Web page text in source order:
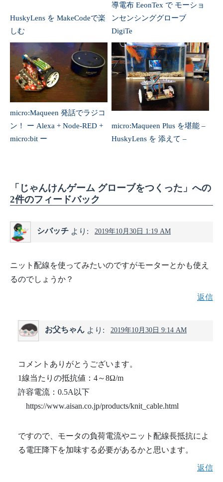
HuskyLens を MakeCodeで楽
しむ
導電布 EeonTex で モーショ
ンセンシンググローブ
DigiTe
micro:Maqueen 発話でラジコ
ン！ ー Alexa + Node-RED +
micro:bit ー
micro:Maqueen Plus を堪能 –
HuskyLens を 添えて –
「じゃんけんゲーム グローブをつくった」への
2件のフィードバック
シバッチ より: 2019年10月30日 1:19 AM
ニット配線を使ってみたいのですがモーターとかも使え
るのでしょうか？
返信
お父ちゃん より: 2019年10月30日 9:14 AM
コメントありがとうございます。
1線当たりの抵抗値：4～8Ω/m
許容電流：0.5A以下
https://www.aisan.co.jp/products/knit_cable.html
ですので、モータの負荷電流やニット配線長抵抗によ
る電圧降下を加味する必要があるかと思います。
返信